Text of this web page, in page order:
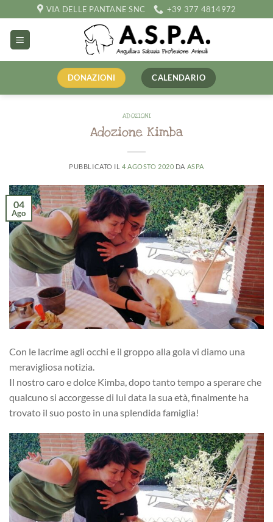
ai
contenuti
VIA DELLE PANTANE SNC +39 377 4814972
DONAZIONI CALENDARIO
ADOZIONI
Adozione Kimba
PUBBLICATO IL4 AGOSTO 2020 DA ASPA
04
Ago
Con le lacrime agli occhi e il groppo alla gola vi diamo una
meravigliosa notizia.
Il nostro caro e dolce Kimba, dopo tanto tempo a sperare che
qualcuno si accorgesse di lui data la sua età, finalmente ha
trovato il suo posto in una splendida famiglia!